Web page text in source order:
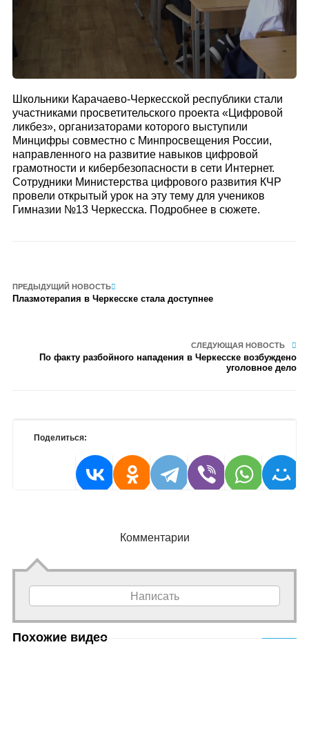
Школьники Карачаево-Черкесской республики стали
участниками просветительского проекта «Цифровой
ликбез», организаторами которого выступили
Минцифры совместно с Минпросвещения России,
направленного на развитие навыков цифровой
грамотности и кибербезопасности в сети Интернет.
Сотрудники Министерства цифрового развития КЧР
провели открытый урок на эту тему для учеников
Гимназии №13 Черкесска. Подробнее в сюжете.
ПРЕДЫДУЩИЙ НОВОСТЬ
Плазмотерапия в Черкесске стала доступнее
СЛЕДУЮЩАЯ НОВОСТЬ
По факту разбойного нападения в Черкесске возбуждено
уголовное дело
Поделиться:
Комментарии
Написать
Похожие видео